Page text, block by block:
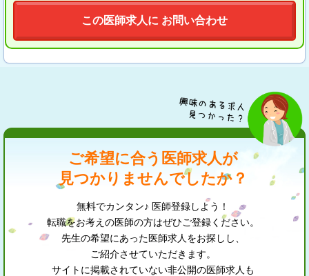
この医師求人に お問い合わせ
ご希望に合う医師求人が
見つかりませんでしたか？
無料でカンタン♪ 医師登録しよう！
転職をお考えの医師の方はぜひご登録ください。
先生の希望にあった医師求人をお探しし、
ご紹介させていただきます。
サイトに掲載されていない非公開の医師求人も